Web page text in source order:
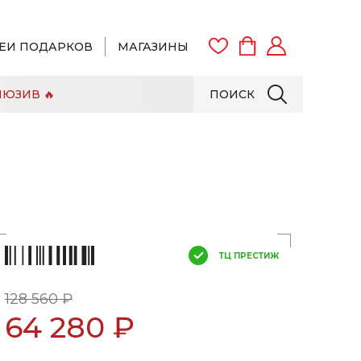
ПОДАРКОВ МАГАЗИНЫ
ПОИСК
🔥
ТЦ ПРЕСТИЖ
128 560 ₽
64 280 ₽